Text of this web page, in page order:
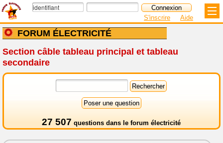
FORUM ÉLECTRICITÉ
S'inscrire Aide
Section câble tableau principal et tableau
secondaire
27 507 questions dans le forum électricité